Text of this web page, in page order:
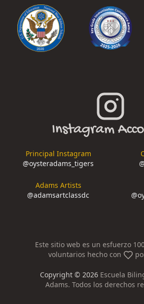
Instagram
Principal Instagram
@oysteradams_tigers
Adams Artists
@adamsartclassdc
@
Este sitio web es un esfuerzo
voluntarios hecho con
Copyright © 2026 Escuela
Adams. Todos los derechos